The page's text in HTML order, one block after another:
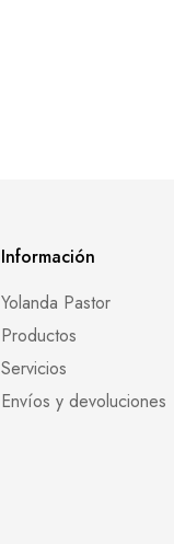
Información
Yolanda Pastor
Productos
Servicios
Envíos y devoluciones